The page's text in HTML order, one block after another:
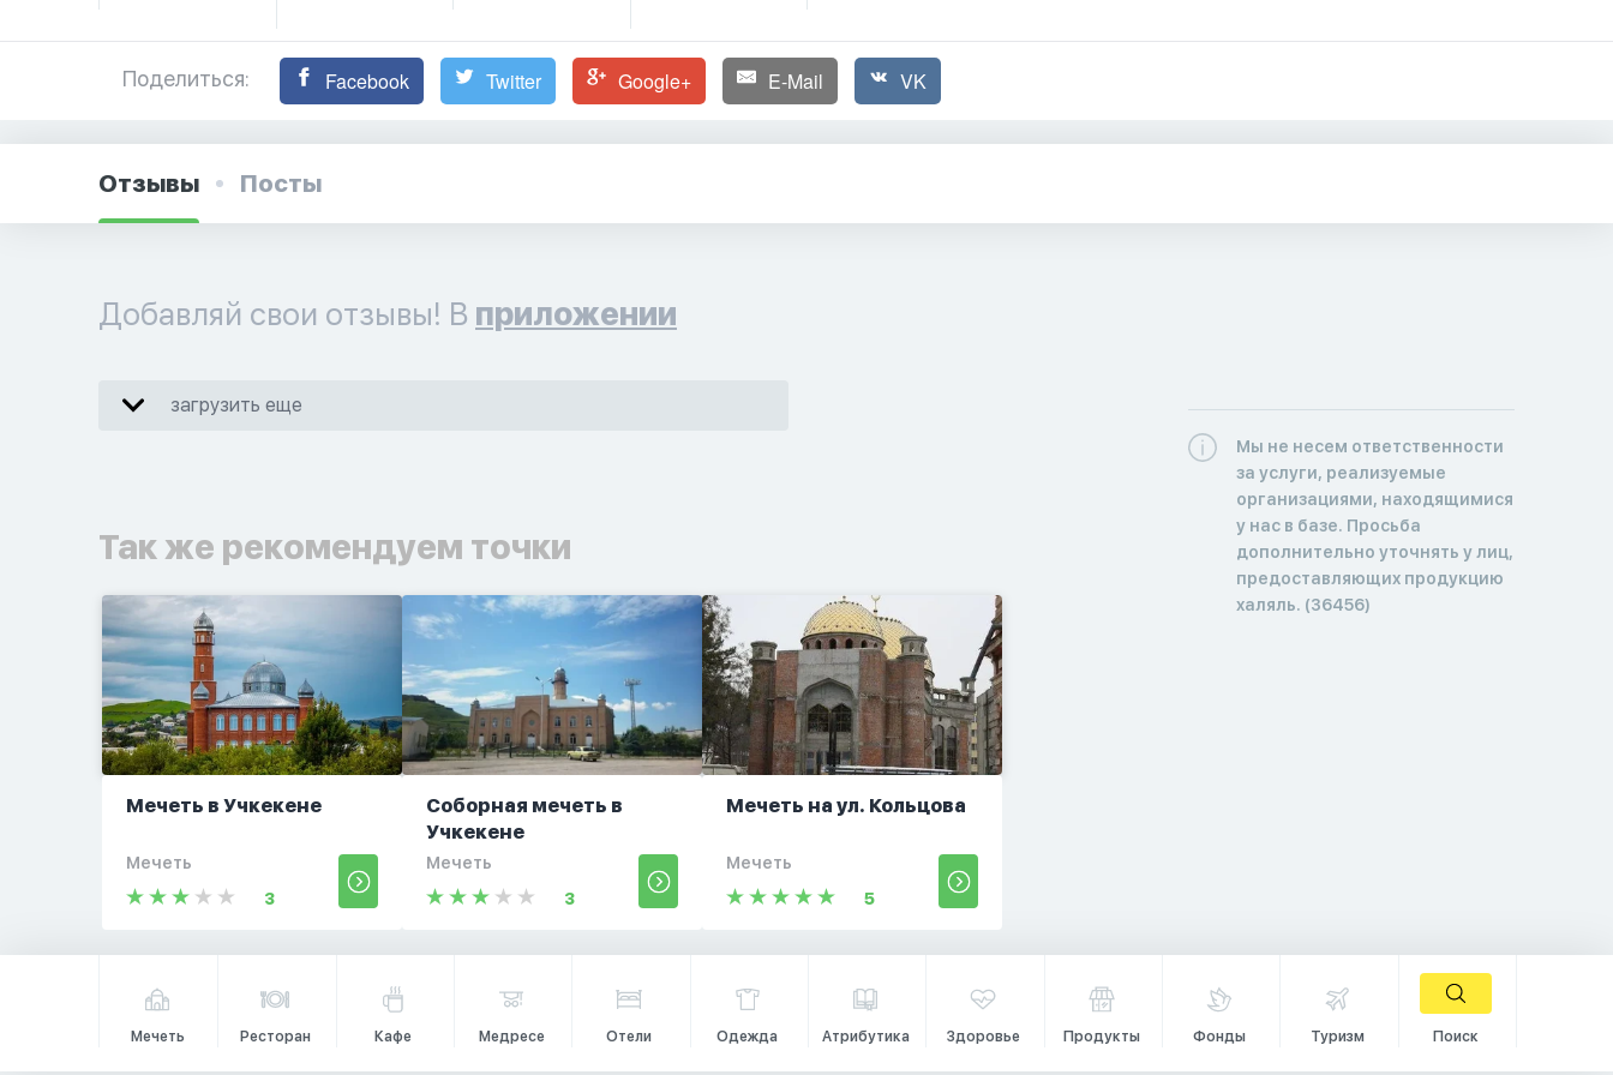
Поделиться: Facebook Twitter Google+ E-Mail VK
Отзывы Посты
Добавляй свои отзывы! В приложении
загрузить еще
Так же рекомендуем точки
Мечеть в Учкекене
Мечеть
3
Соборная мечеть в
Учкекене
Мечеть
3
Мечеть на ул. Кольцова
Мечеть
5
Мы не несем ответственности
за услуги, реализуемые
организациями, находящимися
у нас в базе. Просьба
дополнительно уточнять у лиц,
предоставляющих продукцию
халяль. (36456)
Мечеть Ресторан Кафе Медресе Отели Одежда Атрибутика Здоровье Продукты Фонды Туризм Поиск